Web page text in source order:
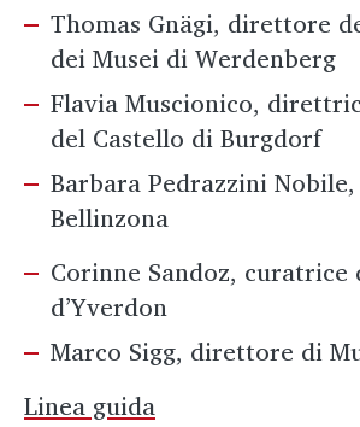
Thomas Gnägi, direttore
dei Musei di Werdenberg
Flavia Muscionico,
del Castello di Burgdorf
Barbara Pedrazzini
Bellinzona
Corinne Sandoz, curatrice
d’Yverdon
Marco Sigg, direttore di
Linea guida